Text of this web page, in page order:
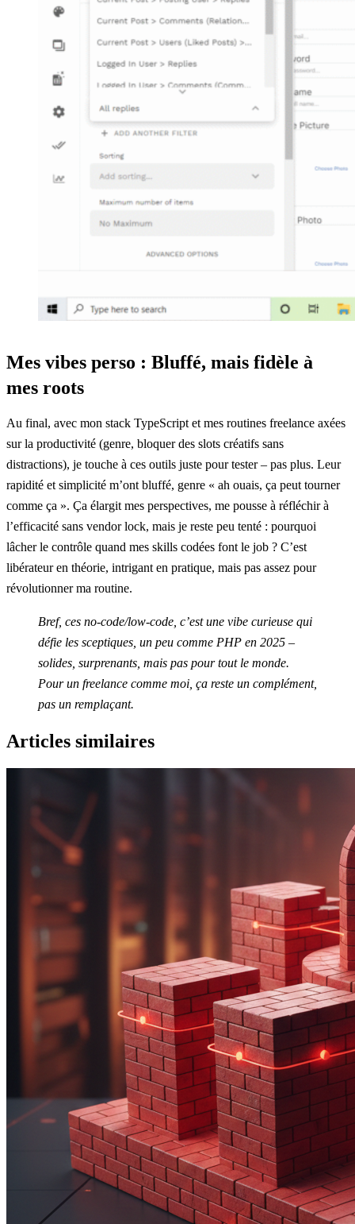
Mes vibes perso : Bluffé, mais fidèle à
mes roots
Au final, avec mon stack TypeScript et mes routines freelance axées
sur la productivité (genre, bloquer des slots créatifs sans
distractions), je touche à ces outils juste pour tester – pas plus. Leur
rapidité et simplicité m’ont bluffé, genre « ah ouais, ça peut tourner
comme ça ». Ça élargit mes perspectives, me pousse à réfléchir à
l’efficacité sans vendor lock, mais je reste peu tenté : pourquoi
lâcher le contrôle quand mes skills codées font le job ? C’est
libérateur en théorie, intrigant en pratique, mais pas assez pour
révolutionner ma routine.
Bref, ces no-code/low-code, c’est une vibe curieuse qui
défie les sceptiques, un peu comme PHP en 2025 –
solides, surprenants, mais pas pour tout le monde.
Pour un freelance comme moi, ça reste un complément,
pas un remplaçant.
Articles similaires